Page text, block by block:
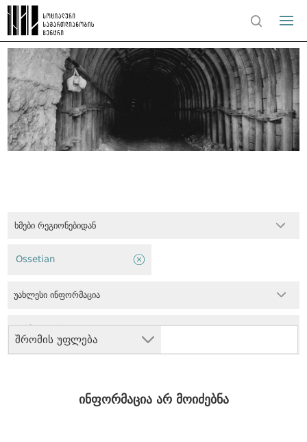
ხმები რეგიონებიდან
შრომის უფლება
Ossetian
უახლესი ინფორმაცია
ინფორმაცია არ მოიძებნა